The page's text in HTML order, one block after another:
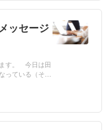
ッセージ
す。 今日は田
ている（その